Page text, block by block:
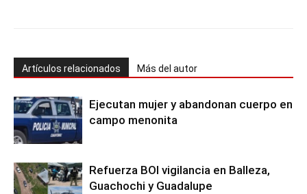
Artículos relacionados Más del autor
Ejecutan mujer y abandonan cuerpo en
campo menonita
Refuerza BOI vigilancia en Balleza,
Guachochi y Guadalupe